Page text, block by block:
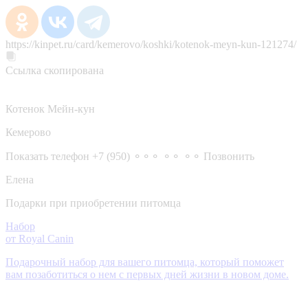
https://kinpet.ru/card/kemerovo/koshki/kotenok-meyn-kun-121274/
Ссылка скопирована
Котенок Мейн-кун
Кемерово
Показать телефон +7 (950) ⚬⚬⚬ ⚬⚬ ⚬⚬ Позвонить
Елена
Подарки при приобретении питомца
Набор
от Royal Canin
Подарочный набор для вашего питомца, который поможет
вам позаботиться о нем с первых дней жизни в новом доме.